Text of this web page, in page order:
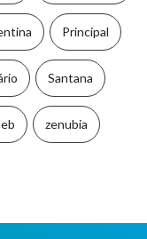
Principal
Santana
zenubia